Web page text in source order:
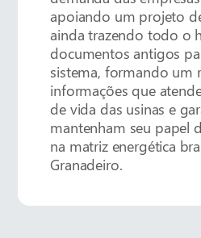
apoiando um projeto
ainda trazendo todo o
documentos antigos
sistema, formando um
informações que
de vida das usinas e
mantenham seu papel
na matriz energética
Granadeiro.